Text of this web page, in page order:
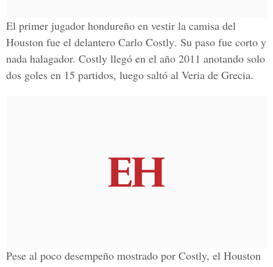
El primer jugador hondureño en vestir la camisa del
Houston fue el delantero Carlo Costly. Su paso fue corto y
nada halagador. Costly llegó en el año 2011 anotando solo
dos goles en 15 partidos, luego saltó al Veria de Grecia.
Pese al poco desempeño mostrado por Costly, el Houston